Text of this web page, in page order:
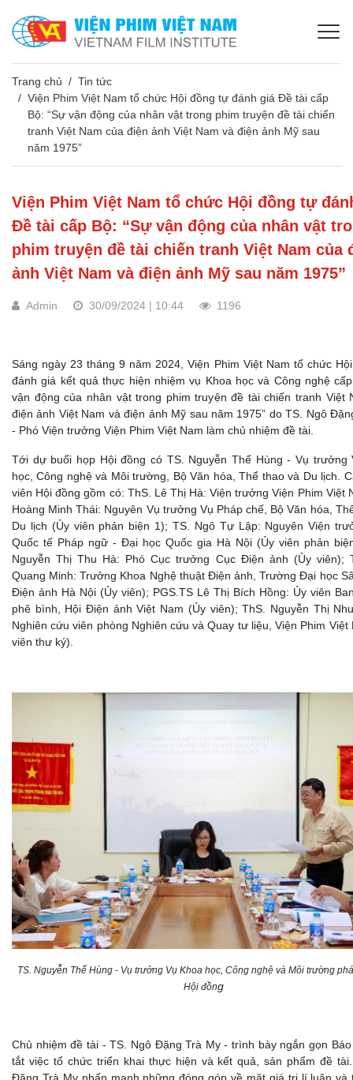
Trang chủ
Tin tức
Viện Phim Việt Nam tổ chức Hội đồng tự đánh giá Đề tài cấp
Bộ: “Sự vận động của nhân vật trong phim truyện đề tài chiến
tranh Việt Nam của điện ảnh Việt Nam và điện ảnh Mỹ sau
năm 1975”
Viện Phim Việt Nam tổ chức Hội đồng tự
Đề tài cấp Bộ: “Sự vận động của nhân vật
phim truyện đề tài chiến tranh Việt Nam của
ảnh Việt Nam và điện ảnh Mỹ sau năm 1975”
Admin 30/09/2024 | 10:44 1196
Sáng ngày 23 tháng 9 năm 2024, Viện Phim Việt Nam tổ chức
đánh giá kết quả thực hiện nhiệm vụ Khoa học và Công nghệ
vận động của nhân vật trong phim truyện đề tài chiến tranh Việt
điện ảnh Việt Nam và điện ảnh Mỹ sau năm 1975” do TS. Ngô
- Phó Viện trưởng Viện Phim Việt Nam làm chủ nhiệm đề tài.
Tới dự buổi họp Hội đồng có TS. Nguyễn Thế Hùng - Vụ trưởng
học, Công nghệ và Môi trường, Bộ Văn hóa, Thể thao và Du lịch.
viên Hội đồng gồm có: ThS. Lê Thị Hà: Viện trưởng Viện Phim Việt
Hoàng Minh Thái: Nguyên Vụ trưởng Vụ Pháp chế, Bộ Văn hóa,
Du lịch (Ủy viên phản biện 1); TS. Ngô Tự Lập: Nguyên Viện
Quốc tế Pháp ngữ - Đại học Quốc gia Hà Nội (Ủy viên phản
Nguyễn Thị Thu Hà: Phó Cục trưởng Cục Điện ảnh (Ủy viên);
Quang Minh: Trưởng Khoa Nghệ thuật Điện ảnh, Trường Đại học
Điện ảnh Hà Nội (Ủy viên); PGS.TS Lê Thị Bích Hồng: Ủy viên
phê bình, Hội Điện ảnh Việt Nam (Ủy viên); ThS. Nguyễn Thị
Nghiên cứu viên phòng Nghiên cứu và Quay tư liệu, Viện Phim Việt
viên thư ký).
TS. Nguyễn Thế Hùng - Vụ trưởng Vụ Khoa học, Công nghệ và Môi trường
Hội đồng
Chủ nhiệm đề tài - TS. Ngô Đặng Trà My - trình bày ngắn gọn
tắt việc tổ chức triển khai thực hiện và kết quả, sản phẩm đề
Đặng Trà My nhấn mạnh những đóng góp về mặt giá trị lí luận và